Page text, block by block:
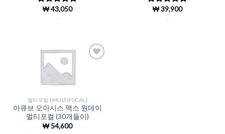
5 중에서
로 평
₩43,050
5 중에서
로 평
₩39,900
멀티포컬 [MULTIFOCAL]
아큐브 오아시스 맥스 원데이
멀티포컬 (30개들이)
₩54,600